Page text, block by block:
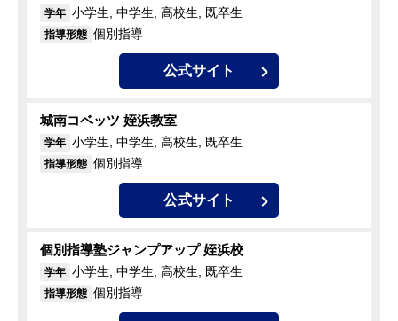
学年 小学生, 中学生, 高校生, 既卒生
指導形態 個別指導
公式サイト
城南コベッツ 姪浜教室
学年 小学生, 中学生, 高校生, 既卒生
指導形態 個別指導
公式サイト
個別指導塾ジャンプアップ 姪浜校
学年 小学生, 中学生, 高校生, 既卒生
指導形態 個別指導